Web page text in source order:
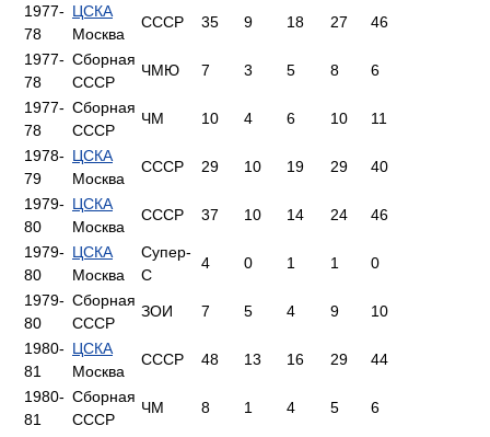
1977-
78
ЦСКА
Москва
СССР 35 9 18 27 46
1977-
78
Сборная
СССР
ЧМЮ 7 3 5 8 6
1977-
78
Сборная
СССР
ЧМ 10 4 6 10 11
1978-
79
ЦСКА
Москва
СССР 29 10 19 29 40
1979-
80
ЦСКА
Москва
СССР 37 10 14 24 46
1979-
80
ЦСКА
Москва
Супер-
С
4 0 1 1 0
1979-
80
Сборная
СССР
ЗОИ 7 5 4 9 10
1980-
81
ЦСКА
Москва
СССР 48 13 16 29 44
1980-
81
Сборная
СССР
ЧМ 8 1 4 5 6